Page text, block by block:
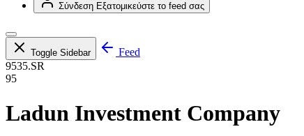
Σύνδεση Εξατομικεύστε το feed σας
Toggle Sidebar
Feed
9535.SR
95
Ladun Investment Company